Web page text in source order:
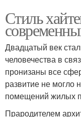
Стиль
Двадцатый век
человечества в
пронизаны все
развитие не могло
помещений жилых
Прародителем